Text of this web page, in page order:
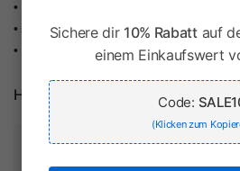
• Lieferumfang: Kinder T-Shirt
• stylische Verarbeitung mit modischen
• mit schöner Rehkitz und Herz-
Herstellerinformationen
Zahlung & Sicherheit
Sichere dir 10% Rabattauf
einem Einkaufswert
Code:
(Klicken zum